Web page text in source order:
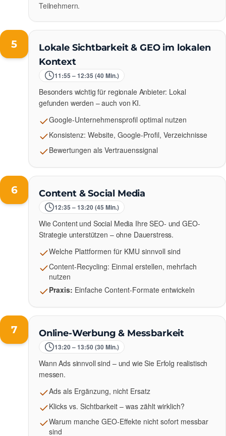
Teilnehmern.
5
Lokale Sichtbarkeit & GEO im lokalen
Kontext
11:55 – 12:35 (40 Min.)
Besonders wichtig für regionale Anbieter: Lokal
gefunden werden – auch von KI.
Google-Unternehmensprofil optimal nutzen
Konsistenz: Website, Google-Profil, Verzeichnisse
Bewertungen als Vertrauenssignal
6 Content & Social Media
12:35 – 13:20 (45 Min.)
Wie Content und Social Media Ihre SEO- und GEO-
Strategie unterstützen – ohne Dauerstress.
Welche Plattformen für KMU sinnvoll sind
Content-Recycling: Einmal erstellen, mehrfach
nutzen
Praxis: Einfache Content-Formate entwickeln
7 Online-Werbung & Messbarkeit
13:20 – 13:50 (30 Min.)
Wann Ads sinnvoll sind – und wie Sie Erfolg realistisch
messen.
Ads als Ergänzung, nicht Ersatz
Klicks vs. Sichtbarkeit – was zählt wirklich?
Warum manche GEO-Effekte nicht sofort messbar
sind